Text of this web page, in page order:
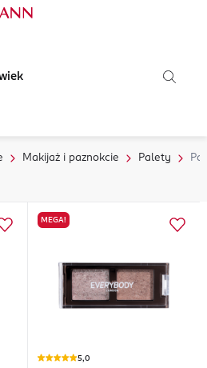
Makijaż i paznokcie Palety
MEGA!
5,0